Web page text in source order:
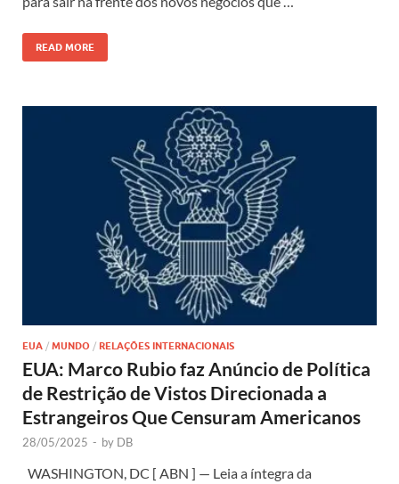
READ MORE
EUA / MUNDO / RELAÇÕES INTERNACIONAIS
EUA: Marco Rubio faz Anúncio de Política
de Restrição de Vistos Direcionada a
Estrangeiros Que Censuram Americanos
28/05/2025 - by DB
WASHINGTON, DC [ ABN ] — Leia a íntegra da